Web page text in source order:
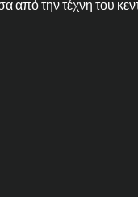
από την τέχνη του